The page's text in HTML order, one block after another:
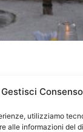
Gestisci Consenso
utilizziamo
alle informazioni del